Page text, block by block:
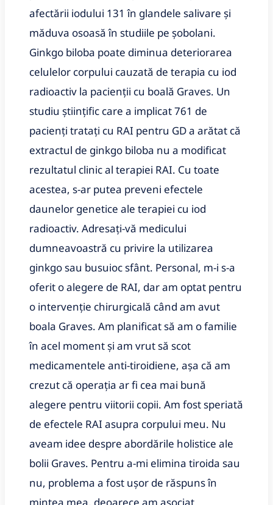
afectării iodului 131 în glandele salivare și
măduva osoasă în studiile pe șobolani.
Ginkgo biloba poate diminua deteriorarea
celulelor corpului cauzată de terapia cu iod
radioactiv la pacienții cu boală Graves. Un
studiu științific care a implicat 761 de
pacienți tratați cu RAI pentru GD a arătat că
extractul de ginkgo biloba nu a modificat
rezultatul clinic al terapiei RAI. Cu toate
acestea, s-ar putea preveni efectele
daunelor genetice ale terapiei cu iod
radioactiv. Adresați-vă medicului
dumneavoastră cu privire la utilizarea
ginkgo sau busuioc sfânt. Personal, m-i s-a
oferit o alegere de RAI, dar am optat pentru
o intervenție chirurgicală când am avut
boala Graves. Am planificat să am o familie
în acel moment și am vrut să scot
medicamentele anti-tiroidiene, așa că am
crezut că operația ar fi cea mai bună
alegere pentru viitorii copii. Am fost speriată
de efectele RAI asupra corpului meu. Nu
aveam idee despre abordările holistice ale
bolii Graves. Pentru a-mi elimina tiroida sau
nu, problema a fost ușor de răspuns în